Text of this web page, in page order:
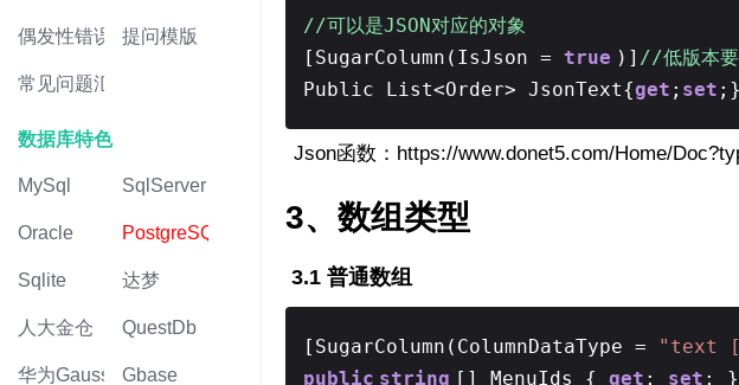
偶发性错误 提问模版
常见问题汇总
数据库特色
MySql SqlServer
Oracle PostgreSQL
Sqlite 达梦
人大金仓 QuestDb
华为Gauss Gbase
//可以是JSON对应的对象
[SugarColumn(IsJson = true )] //低版本
Public List<Order> JsonText{get ; set
Json函数：https://www.donet5.com/Home/
3、数组类型
3.1 普通数组
[SugarColumn(ColumnDataType = "text
public string [] MenuIds { get ; set ; }